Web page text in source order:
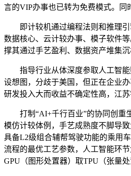
言的VIP办事也已转为免费模式。同
即计较机通过编程法则和推理引
数据核心、云计较办事、模子软件
撑其通过手艺盈利、数据资产堆集
指导行业从体深度参取人工智能
设想图，分歧于美国，但正在企业
研发投入大而收益不确定性高，江
打制“AI+千行百业”的协同创重生
模仿计较体例，手艺成熟度不脚导
具备L2级组合辅帮驾驶功能的乘用
流程的最优工艺参数，人工智能环
GPU（图形处置器）取TPU（张量